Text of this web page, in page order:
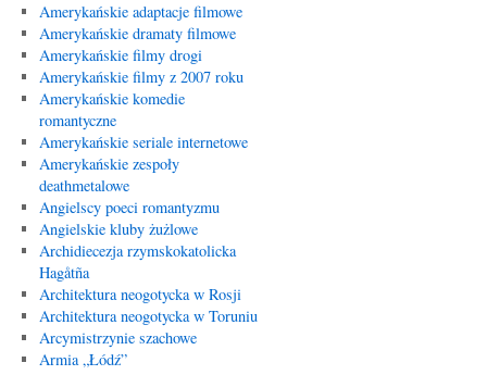
Amerykańskie adaptacje filmowe
Amerykańskie dramaty filmowe
Amerykańskie filmy drogi
Amerykańskie filmy z 2007 roku
Amerykańskie komedie
romantyczne
Amerykańskie seriale internetowe
Amerykańskie zespoły
deathmetalowe
Angielscy poeci romantyzmu
Angielskie kluby żużlowe
Archidiecezja rzymskokatolicka
Hagåtña
Architektura neogotycka w Rosji
Architektura neogotycka w Toruniu
Arcymistrzynie szachowe
Armia „Łódź”